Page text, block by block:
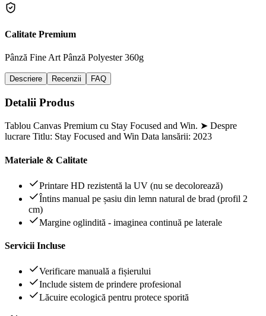
Calitate Premium
Pânză Fine Art Pânză Polyester 360g
Descriere Recenzii FAQ
Detalii Produs
Tablou Canvas Premium cu Stay Focused and Win. ➤ Despre
lucrare Titlu: Stay Focused and Win Data lansării: 2023
Materiale & Calitate
Printare HD rezistentă la UV (nu se decolorează)
Întins manual pe șasiu din lemn natural de brad (profil 2
cm)
Margine oglindită - imaginea continuă pe laterale
Servicii Incluse
Verificare manuală a fișierului
Include sistem de prindere profesional
Lăcuire ecologică pentru protece sporită